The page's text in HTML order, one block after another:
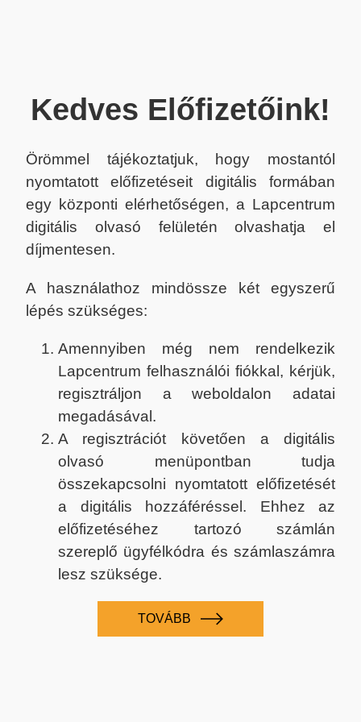
Kedves Előfizetőink!
Örömmel tájékoztatjuk, hogy mostantól
nyomtatott előfizetéseit digitális formában
egy központi elérhetőségen, a Lapcentrum
digitális olvasó felületén olvashatja el
díjmentesen.
A használathoz mindössze két egyszerű
lépés szükséges:
Amennyiben még nem rendelkezik
Lapcentrum felhasználói fiókkal, kérjük,
regisztráljon a weboldalon adatai
megadásával.
A regisztrációt követően a digitális
olvasó menüpontban tudja
összekapcsolni nyomtatott előfizetését
a digitális hozzáféréssel. Ehhez az
előfizetéséhez tartozó számlán
szereplő ügyfélkódra és számlaszámra
lesz szüksége.
TOVÁBB